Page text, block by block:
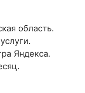
область.
Яндекса.